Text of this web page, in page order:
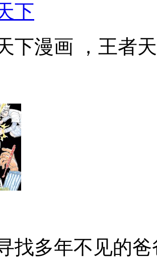
下
下漫画 ，王者
找多年不见的爸